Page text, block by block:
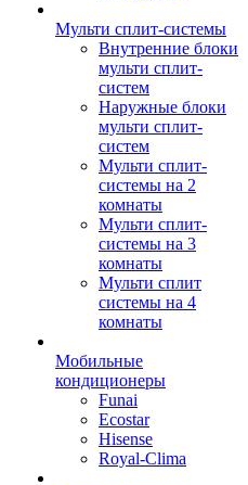
Мульти сплит-системы
Внутренние блоки
мульти сплит-
систем
Наружные блоки
мульти сплит-
систем
Мульти сплит-
системы на 2
комнаты
Мульти сплит-
системы на 3
комнаты
Мульти сплит
системы на 4
комнаты
Мобильные
кондиционеры
Funai
Ecostar
Hisense
Royal-Clima